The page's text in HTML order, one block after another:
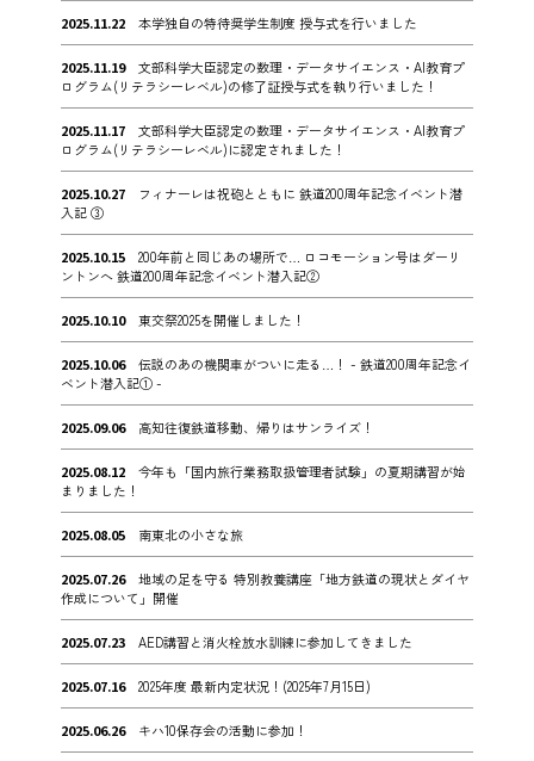
2025.11.22 本学独自の特待奨学生制度 授与式を行いました
2025.11.19
文部科学大臣認定の数理・データサイエンス・AI教育プ
ログラム(リテラシーレベル)の修了証授与式を執り行いました！
2025.11.17
文部科学大臣認定の数理・データサイエンス・AI教育プ
ログラム(リテラシーレベル)に認定されました！
2025.10.27
フィナーレは祝砲とともに 鉄道200周年記念イベント潜
入記 ③
2025.10.15
200年前と同じあの場所で… ロコモーション号はダーリ
ントンへ 鉄道200周年記念イベント潜入記②
2025.10.10 東交祭2025を開催しました！
2025.10.06
伝説のあの機関車がついに走る…！ - 鉄道200周年記念イ
ベント潜入記① -
2025.09.06 高知往復鉄道移動、帰りはサンライズ！
2025.08.12
今年も「国内旅行業務取扱管理者試験」の夏期講習が始
まりました！
2025.08.05 南東北の小さな旅
2025.07.26
地域の足を守る 特別教養講座「地方鉄道の現状とダイヤ
作成について」開催
2025.07.23 AED講習と消火栓放水訓練に参加してきました
2025.07.16 2025年度 最新内定状況！(2025年7月15日)
2025.06.26 キハ10保存会の活動に参加！